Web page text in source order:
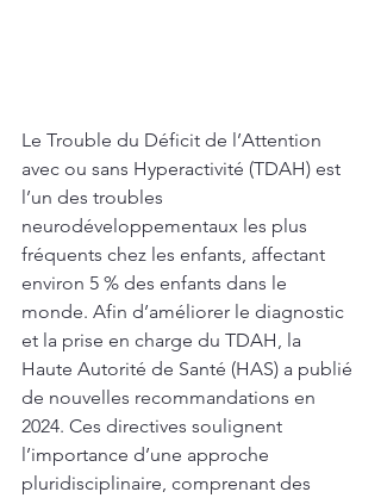
Le Trouble du Déficit de l’Attention
avec ou sans Hyperactivité (TDAH) est
l’un des troubles
neurodéveloppementaux les plus
fréquents chez les enfants, affectant
environ 5 % des enfants dans le
monde. Afin d’améliorer le diagnostic
et la prise en charge du TDAH, la
Haute Autorité de Santé (HAS) a publié
de nouvelles recommandations en
2024. Ces directives soulignent
l’importance d’une approche
pluridisciplinaire, comprenant des